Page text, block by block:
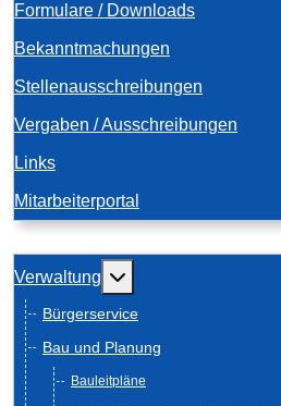
Formulare / Downloads
Bekanntmachungen
Stellenausschreibungen
Vergaben / Ausschreibungen
Links
Mitarbeiterportal
Verwaltung Weitere
Bürgerservice
Bau und Planung
Bauleitpläne